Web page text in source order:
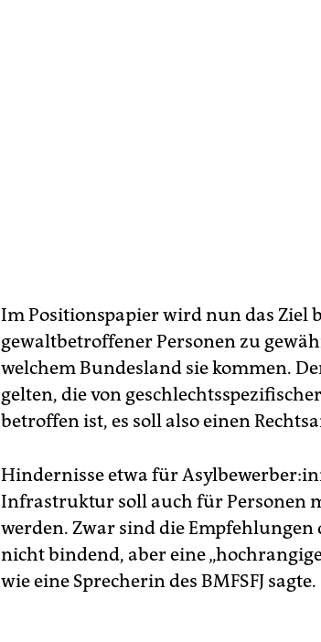
Im Positionspapier wird nun das Ziel
gewaltbetroffener Personen zu
welchem Bundesland sie kommen.
gelten, die von
betroffen ist, es soll also einen
Hindernisse etwa für
Infrastruktur soll auch für Personen
werden. Zwar sind die Empfehlungen
nicht bindend, aber eine
wie eine Sprecherin des BMFSFJ sagte.